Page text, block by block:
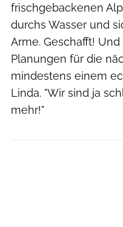
frischgebackenen
durchs Wasser und
Arme. Geschafft!
Planungen für die
mindestens einem
Linda. "Wir sind ja
mehr!"